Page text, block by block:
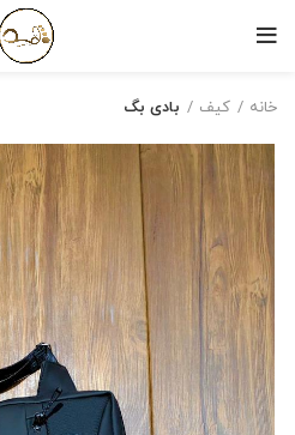
خانه کیف بادی بگ